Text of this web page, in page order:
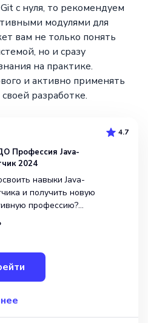
с нуля, то рекомендуем
модулями для
вам не только понять
но и сразу
на практике.
и активно применять
разработке.
4.7
Профессия Java-
2024
навыки Java-
и получить новую
профессию?
от GeekBrains! Этот курс
8 месяцев. Получи
дистанционного обучения